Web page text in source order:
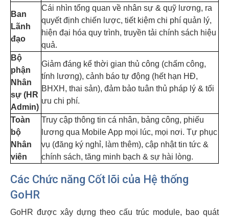
Ban
Lãnh
đạo
Cái nhìn tổng quan về nhân sự & quỹ lương, ra
quyết định chiến lược, tiết kiệm chi phí quản lý,
hiện đại hóa quy trình, truyền tải chính sách hiệu
quả.
Bộ
phận
Nhân
sự (HR
Admin)
Giảm đáng kể thời gian thủ công (chấm công,
tính lương), cảnh báo tự động (hết hạn HĐ,
BHXH, thai sản), đảm bảo tuân thủ pháp lý & tối
ưu chi phí.
Toàn
bộ
Nhân
viên
Truy cập thông tin cá nhân, bảng công, phiếu
lương qua Mobile App mọi lúc, mọi nơi. Tự phục
vụ (đăng ký nghỉ, làm thêm), cập nhật tin tức &
chính sách, tăng minh bạch & sự hài lòng.
Các Chức năng Cốt lõi của Hệ thống
GoHR
GoHR được xây dựng theo cấu trúc module, bao quát